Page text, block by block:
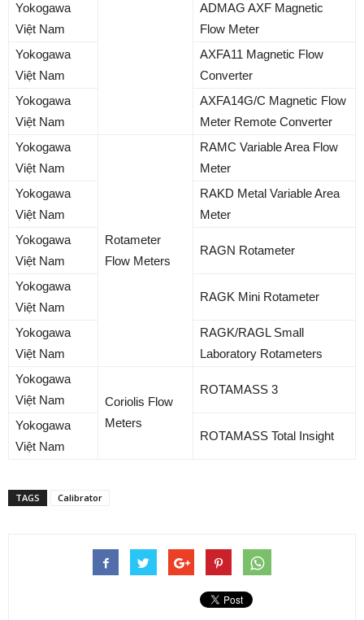
Yokogawa
Việt Nam
ADMAG AXF Magnetic
Flow Meter
Yokogawa
Việt Nam
AXFA11 Magnetic Flow
Converter
Yokogawa
Việt Nam
AXFA14G/C Magnetic Flow
Meter Remote Converter
Yokogawa
Việt Nam
Rotameter
Flow Meters
RAMC Variable Area Flow
Meter
Yokogawa
Việt Nam
RAKD Metal Variable Area
Meter
Yokogawa
Việt Nam
RAGN Rotameter
Yokogawa
Việt Nam
RAGK Mini Rotameter
Yokogawa
Việt Nam
RAGK/RAGL Small
Laboratory Rotameters
Yokogawa
Việt Nam
Coriolis Flow
Meters
ROTAMASS 3
Yokogawa
Việt Nam
ROTAMASS Total Insight
TAGS Calibrator